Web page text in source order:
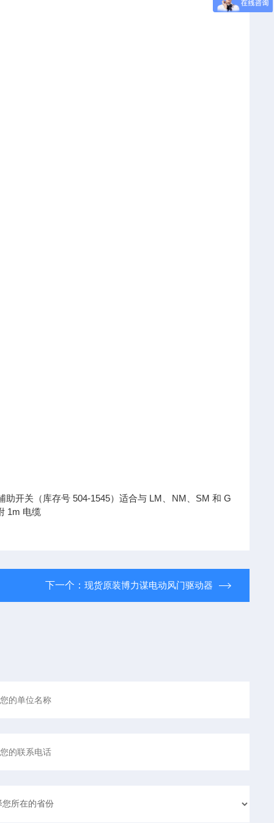
助开关（库存号 504-1545）适合与 LM、NM、SM 和 G
1m 电缆
下一个： 现货原装博力谋电动风门驱动器